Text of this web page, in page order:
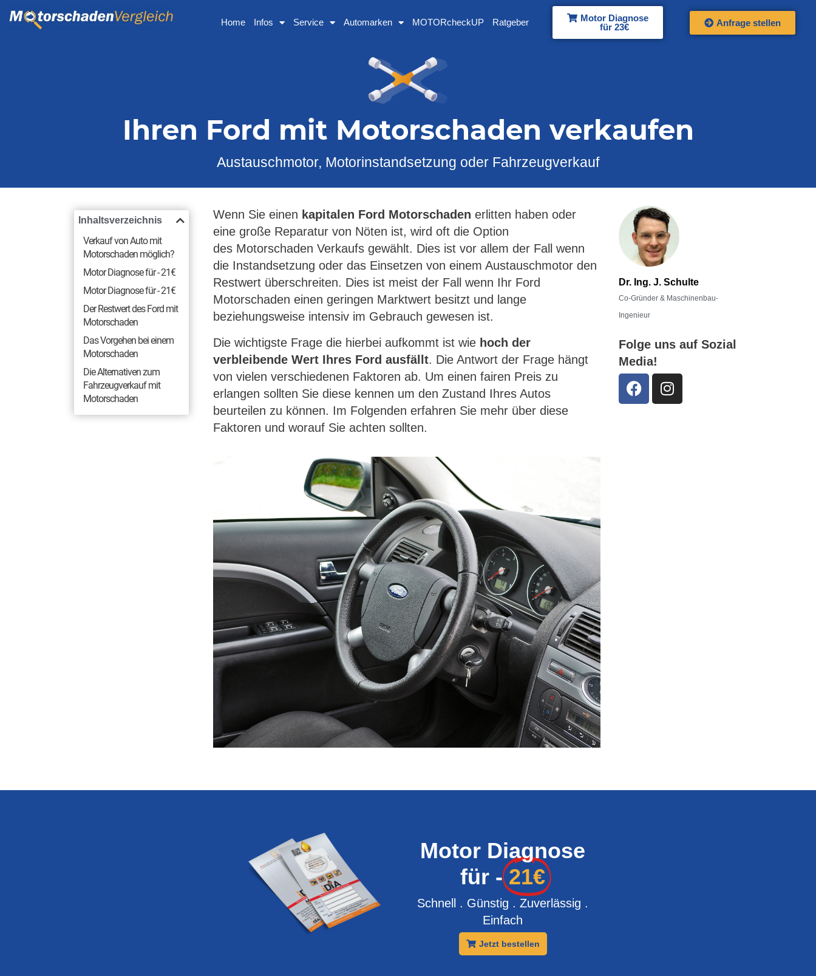
Home Infos Service Automarken MOTORcheckUP Ratgeber
Motor Diagnose
für 23€
Anfrage stellen
Ihren Ford mit Motorschaden verkaufen​
Austauschmotor, Motorinstandsetzung oder Fahrzeugverkauf
Inhaltsverzeichnis
Verkauf von Auto mit
Motorschaden möglich?
Motor Diagnose für - 21€
Motor Diagnose für - 21€
Der Restwert des Ford mit
Motorschaden
Das Vorgehen bei einem
Motorschaden
Die Alternativen zum
Fahrzeugverkauf mit
Motorschaden
Wenn Sie einen kapitalen Ford Motorschaden erlitten haben oder
eine große Reparatur von Nöten ist, wird oft die Option
des Motorschaden Verkaufs gewählt. Dies ist vor allem der Fall wenn
die Instandsetzung oder das Einsetzen von einem Austauschmotor den
Restwert überschreiten. Dies ist meist der Fall wenn Ihr Ford
Motorschaden einen geringen Marktwert besitzt und lange
beziehungsweise intensiv im Gebrauch gewesen ist.
Die wichtigste Frage die hierbei aufkommt ist wie hoch der
verbleibende Wert Ihres Ford ausfällt. Die Antwort der Frage hängt
von vielen verschiedenen Faktoren ab. Um einen fairen Preis zu
erlangen sollten Sie diese kennen um den Zustand Ihres Autos
beurteilen zu können. Im Folgenden erfahren Sie mehr über diese
Faktoren und worauf Sie achten sollten.
Dr. Ing. J. Schulte
Co-Gründer & Maschinenbau-
Ingenieur
Folge uns auf Sozial
Media!
Motor Diagnose
für -21€
Schnell . Günstig . Zuverlässig .
Einfach
Jetzt bestellen